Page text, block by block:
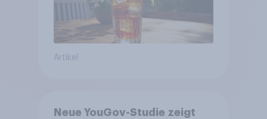
Artikel
Neue YouGov-Studie zeigt